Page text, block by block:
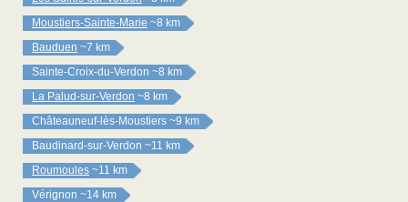
Moustiers-Sainte-Marie ~8 km
Bauduen ~7 km
Sainte-Croix-du-Verdon ~8 km
La Palud-sur-Verdon ~8 km
Châteauneuf-lès-Moustiers ~9 km
Baudinard-sur-Verdon ~11 km
Roumoules ~11 km
Vérignon ~14 km